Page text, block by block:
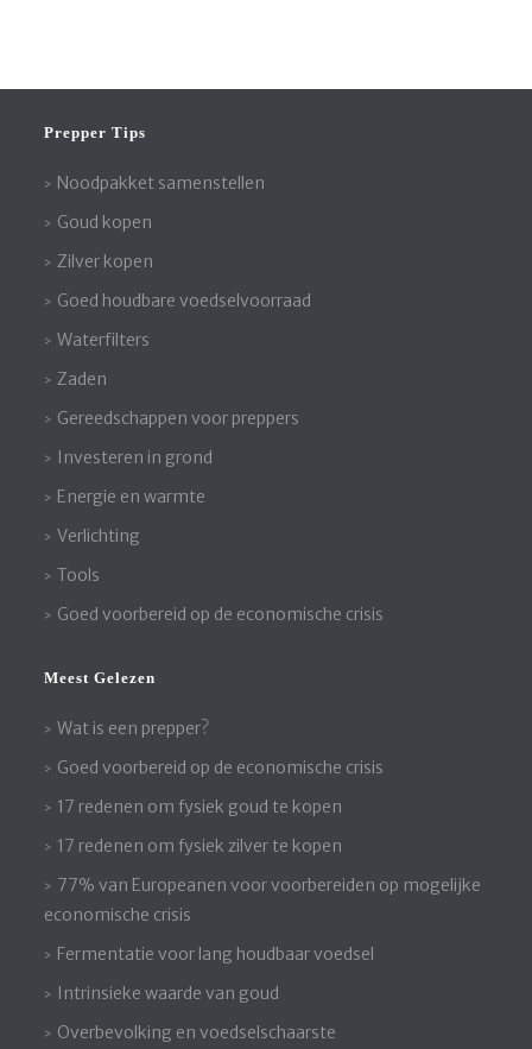
Prepper Tips
Noodpakket samenstellen
Goud kopen
Zilver kopen
Goed houdbare voedselvoorraad
Waterfilters
Zaden
Gereedschappen voor preppers
Investeren in grond
Energie en warmte
Verlichting
Tools
Goed voorbereid op de economische crisis
Meest Gelezen
Wat is een prepper?
Goed voorbereid op de economische crisis
17 redenen om fysiek goud te kopen
17 redenen om fysiek zilver te kopen
77% van Europeanen voor voorbereiden op mogelijke
economische crisis
Fermentatie voor lang houdbaar voedsel
Intrinsieke waarde van goud
Overbevolking en voedselschaarste